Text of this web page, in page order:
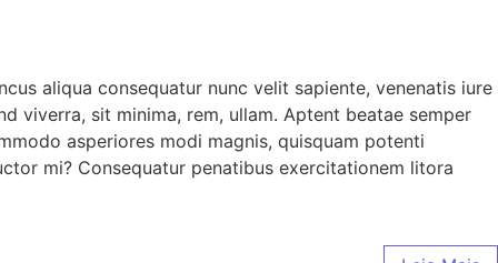
aliqua consequatur nunc velit sapiente, venenatis iure
viverra, sit minima, rem, ullam. Aptent beatae semper
asperiores modi magnis, quisquam potenti
mi? Consequatur penatibus exercitationem litora